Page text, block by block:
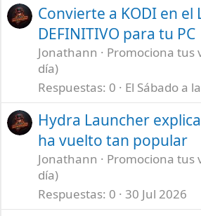
Convierte a KODI en el
DEFINITIVO para tu PC
Jonathann
Promociona tus
día)
Respuestas 0 El Sábado a
Hydra Launcher
ha vuelto tan popular
Jonathann
Promociona tus
día)
Respuestas 0 30 Jul 2026